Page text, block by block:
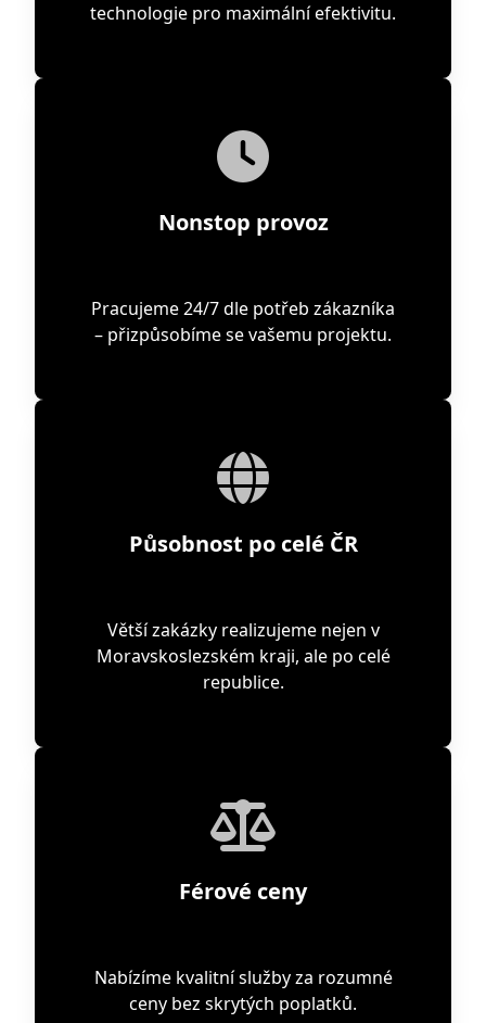
technologie pro maximální efektivitu.
Nonstop provoz
Pracujeme 24/7 dle potřeb zákazníka
– přizpůsobíme se vašemu projektu.
Působnost po celé ČR
Větší zakázky realizujeme nejen v
Moravskoslezském kraji, ale po celé
republice.
Férové ceny
Nabízíme kvalitní služby za rozumné
ceny bez skrytých poplatků.